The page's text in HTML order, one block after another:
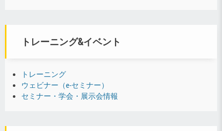
トレーニング&イベント
トレーニング
ウェビナー（e-セミナー）
セミナー・学会・展示会情報